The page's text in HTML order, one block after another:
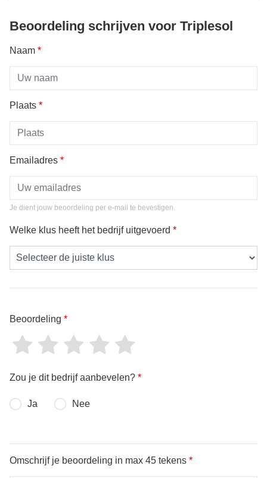
Beoordeling schrijven voor Triplesol
Naam *
Plaats *
Emailadres *
Je dient jouw beoordeling per e-mail te bevestigen.
Welke klus heeft het bedrijf uitgevoerd *
Beoordeling *
Zou je dit bedrijf aanbevelen? *
Ja Nee
Omschrijf je beoordeling in max 45 tekens *